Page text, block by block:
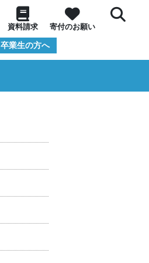
資料請求 寄付のお願い
卒業生の方へ